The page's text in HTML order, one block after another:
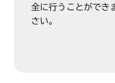
全に行うことができ
さい。